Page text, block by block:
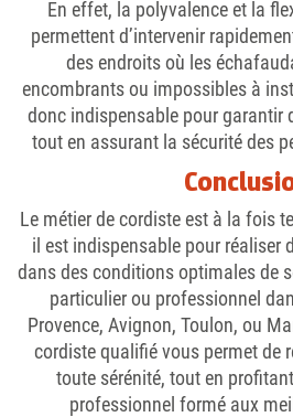
En effet, la polyvalence et la
permettent d’intervenir
des endroits où les
encombrants ou impossibles à
donc indispensable pour garantir
tout en assurant la sécurité des
Le métier de cordiste est à la fois
il est indispensable pour réaliser
dans des conditions optimales de
particulier ou professionnel
Provence, Avignon, Toulon, ou
cordiste qualifié vous permet de
toute sérénité, tout en profitant
professionnel formé aux